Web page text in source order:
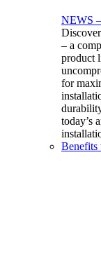
NEWS
– a
product
for
today’s
Benefits